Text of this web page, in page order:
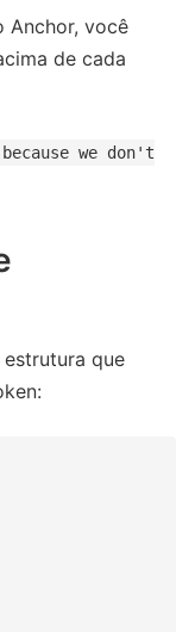
Anchor, você
de cada
we don't
que